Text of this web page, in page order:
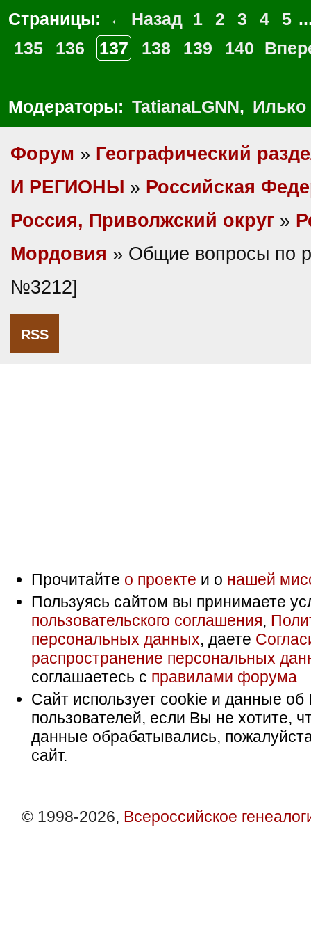
Страницы: ← Назад 1 2 3 4 5
135
136 137 138 139 140
Модераторы: TatianaLGNN, Илько
Форум » Географический
И РЕГИОНЫ » Российская
Россия, Приволжский округ »
Мордовия » Общие вопросы по
№3212]
RSS
Прочитайте о проекте и о нашей
Пользуясь сайтом вы принимаете
пользовательского соглашения,
персональных данных, даете
распространение персональных
соглашаетесь с правилами форума
Сайт использует cookie и данные об
пользователей, если Вы не хотите,
данные обрабатывались,
сайт.
© 1998-2026, Всероссийское